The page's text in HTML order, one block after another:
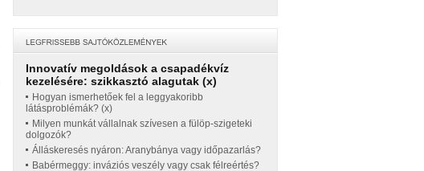
Innovatív megoldások a csapadékvíz
kezelésére: szikkasztó alagutak (x)
Hogyan ismerhetőek fel a leggyakoribb
látásproblémák? (x)
Milyen munkát vállalnak szívesen a fülöp-szigeteki
dolgozók?
Álláskeresés nyáron: Aranybánya vagy időpazarlás?
Babérmeggy: inváziós veszély vagy csak félreértés?